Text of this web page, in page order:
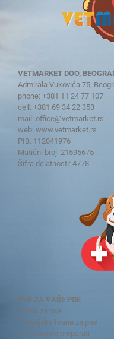
VETMARKET DOO,
Admirala Vukovića 75,
phone: +381 11 24 77 107
cell: +381 69 34 22 353
mail: office@vetmarket.rs
web: www.vetmarket.rs
PIB: 112041976
Matični broj: 21595675
Šifra delatnosti: 4778
SVE ZA VAŠE PSE
Hrana za pse
Terapijska hrana za pse
Veterinarski preparati